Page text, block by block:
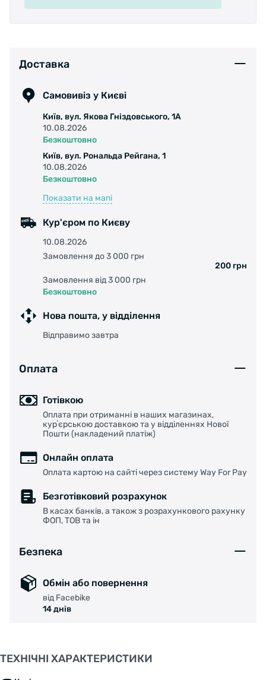
Доставка
Самовивіз у Києві
Київ, вул. Якова Гніздовського, 1А
10.08.2026
Безкоштовно
Київ, вул. Рональда Рейгана, 1
10.08.2026
Безкоштовно
Показати на мапі
Кур'єром по Києву
10.08.2026
Замовлення до 3 000 грн
200 грн
Замовлення від 3 000 грн
Безкоштовно
Нова пошта, у відділення
Відправимо завтра
Оплата
Готівкою
Оплата при отриманні в наших магазинах,
курʼєрською доставкою та у відділеннях Нової
Пошти (накладений платіж)
Онлайн оплата
Оплата картою на сайті через систему Way For Pay
Безготівковий розрахунок
В касах банків, а також з розрахункового рахунку
ФОП, ТОВ та ін
Безпека
Обмін або повернення
від Facebike
14 днів
ТЕХНІЧНІ ХАРАКТЕРИСТИКИ